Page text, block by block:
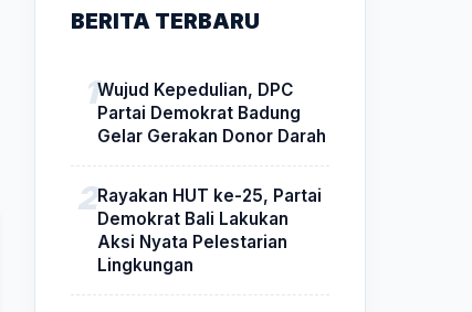
BERITA TERBARU
Wujud Kepedulian, DPC
Partai Demokrat Badung
Gelar Gerakan Donor Darah
Rayakan HUT ke-25, Partai
Demokrat Bali Lakukan
Aksi Nyata Pelestarian
Lingkungan